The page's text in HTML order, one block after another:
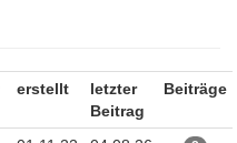
erstellt
letzter
Beitrag
Beiträge